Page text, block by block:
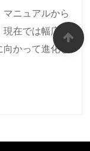
ニュアルから
現在では幅広い
かって進化し